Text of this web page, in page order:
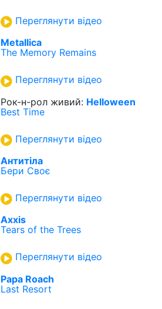
Переглянути відео
Metallica
The Memory Remains
Переглянути відео
Рок-н-рол живий: Helloween
Best Time
Переглянути відео
Антитіла
Бери Своє
Переглянути відео
Axxis
Tears of the Trees
Переглянути відео
Papa Roach
Last Resort